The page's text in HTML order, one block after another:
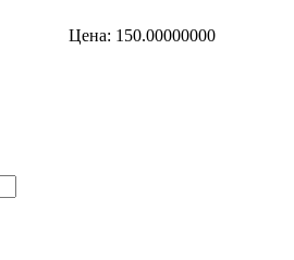
Цена: 150.00000000